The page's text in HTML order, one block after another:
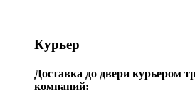
Курьер
Доставка до двери курьером
компаний: